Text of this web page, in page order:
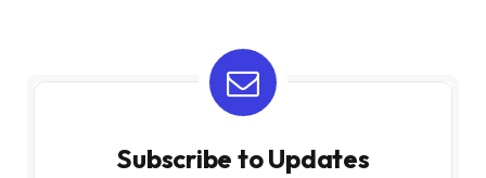
Subscribe to Updates